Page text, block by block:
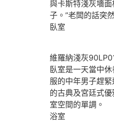
與卡斯特淺灰墻面
子。”老闆的話突
臥室
維羅納淺灰
臥室是一天當中
服的中年男子趕
的古典及宮廷式
室空間的單調。
浴室